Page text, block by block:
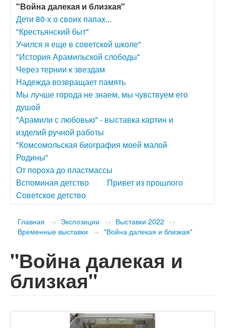
"Война далекая и близкая"
Дети 80-х о своих папах...
"Крестьянский быт"
Учился я еще в советской школе"
"История Арамильской слободы"
Через тернии к звездам
Надежда возвращает память
Мы лучше города не знаем, мы чувствуем его
душой
"Арамили с любовью" - выставка картин и
изделий ручной работы
"Комсомольская биография моей малой
Родины"
От пороха до пластмассы
Вспоминая детство
Привет из прошлого
Советское детство
Главная → Экспозиции → Выставки 2022 →
Временные выставки → "Война далекая и близкая"
"Война далекая и
близкая"